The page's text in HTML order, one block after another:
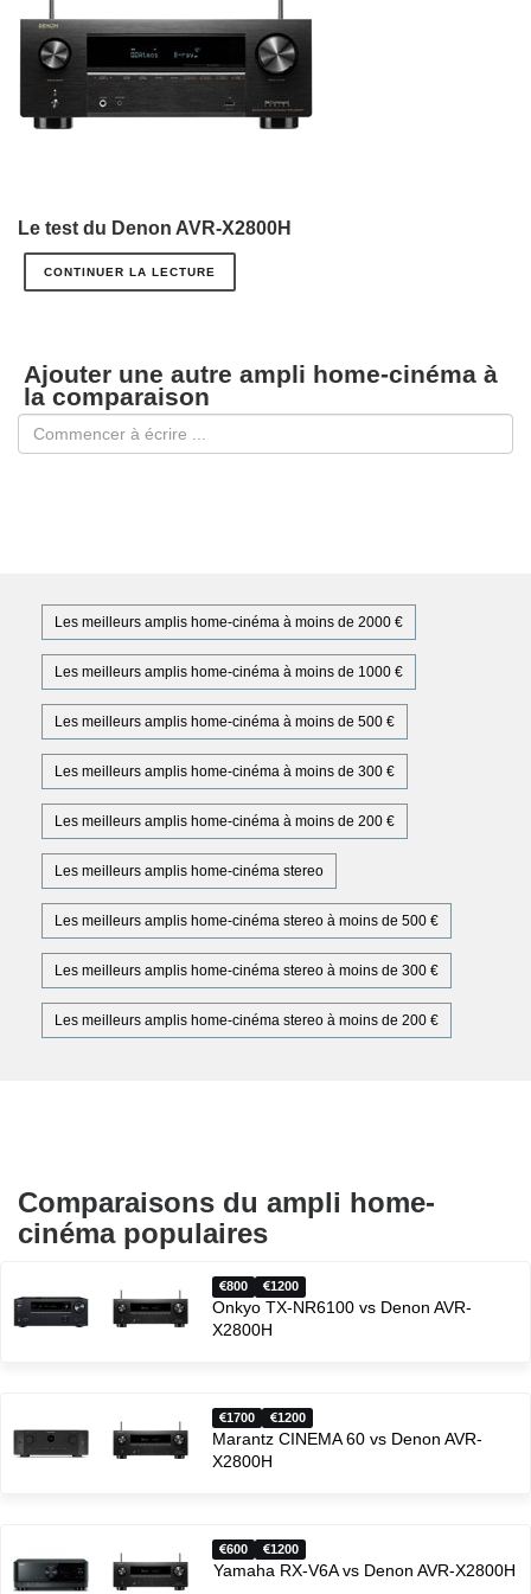
Le test du Denon AVR-X2800H
CONTINUER LA LECTURE
Ajouter une autre ampli home-cinéma à
la comparaison
Les meilleurs amplis home-cinéma à moins de 2000 €
Les meilleurs amplis home-cinéma à moins de 1000 €
Les meilleurs amplis home-cinéma à moins de 500 €
Les meilleurs amplis home-cinéma à moins de 300 €
Les meilleurs amplis home-cinéma à moins de 200 €
Les meilleurs amplis home-cinéma stereo
Les meilleurs amplis home-cinéma stereo à moins de 500 €
Les meilleurs amplis home-cinéma stereo à moins de 300 €
Les meilleurs amplis home-cinéma stereo à moins de 200 €
Comparaisons du ampli home-
cinéma populaires
800 1200
Onkyo TX-NR6100 vs Denon AVR-
X2800H
1700 1200
Marantz CINEMA 60 vs Denon AVR-
X2800H
600 1200
Yamaha RX-V6A vs Denon AVR-X2800H